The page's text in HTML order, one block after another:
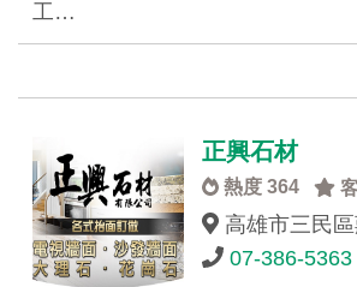
工…
正興石材
熱度 364
高雄市三民
07-386-5363